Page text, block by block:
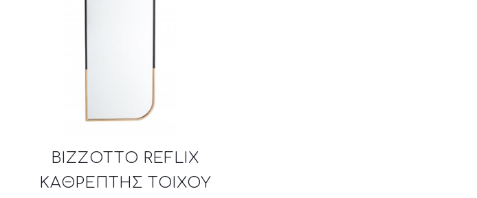
BIZZOTTO REFLIX
ΚΑΘΡΕΠΤΗΣ ΤΟΙΧΟΥ